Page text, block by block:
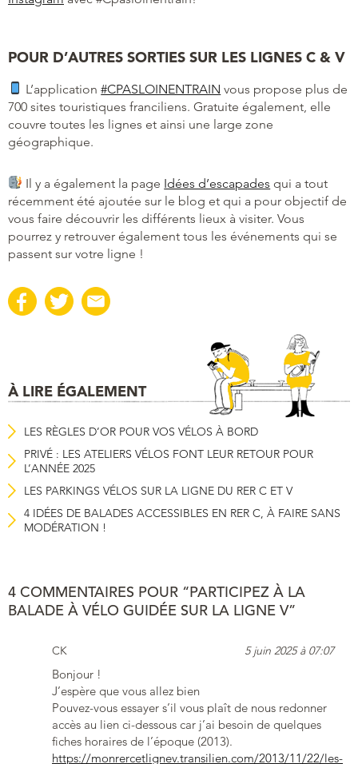
POUR D’AUTRES SORTIES SUR LES LIGNES C & V
L’application#CPASLOINENTRAIN vous propose plus de
700 sites touristiques franciliens. Gratuite également, elle
couvre toutes les lignes et ainsi une large zone
géographique.
Il y a également la page Idées d’escapades qui a tout
récemment été ajoutée sur le blog et qui a pour objectif de
vous faire découvrir les différents lieux à visiter. Vous
pourrez y retrouver également tous les événements qui se
passent sur votre ligne !
À LIRE ÉGALEMENT
LES RÈGLES D’OR POUR VOS VÉLOS À BORD
PRIVÉ : LES ATELIERS VÉLOS FONT LEUR RETOUR POUR
L’ANNÉE 2025
LES PARKINGS VÉLOS SUR LA LIGNE DU RER C ET V
4 IDÉES DE BALADES ACCESSIBLES EN RER C, À FAIRE SANS
MODÉRATION !
4 COMMENTAIRES POUR “PARTICIPEZ À LA
BALADE À VÉLO GUIDÉE SUR LA LIGNE V”
CK 5 juin 2025 à 07:07
Bonjour !
J’espère que vous allez bien
Pouvez-vous essayer s’il vous plaît de nous redonner
accès au lien ci-dessous car j’ai besoin de quelques
fiches horaires de l’époque (2013).
https://monrercetlignev.transilien.com/2013/11/22/les-